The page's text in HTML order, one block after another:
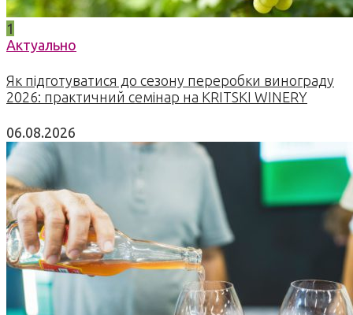
1
Актуально
Як підготуватися до сезону переробки винограду
2026: практичний семінар на KRITSKI WINERY
06.08.2026